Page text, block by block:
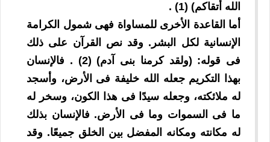
الله أتقاكم) (1) .
أما القاعدة الأخرى للمساواة فهى شمول الكرامة
الإنسانية لكل البشر. وقد نص القرآن على ذلك
فى قوله: (ولقد كرمنا بنى آدم) (2) . فالإنسان
بهذا التكريم جعله الله خليفة فى الأرض، وأسجد
له ملائكته، وجعله سيدًا فى هذا الكون، وسخر له
ما فى السموات وما فى الأرض. فالإنسان بذلك
له مكانته ومكانه المفضل بين الخلق جميعًا. وقد